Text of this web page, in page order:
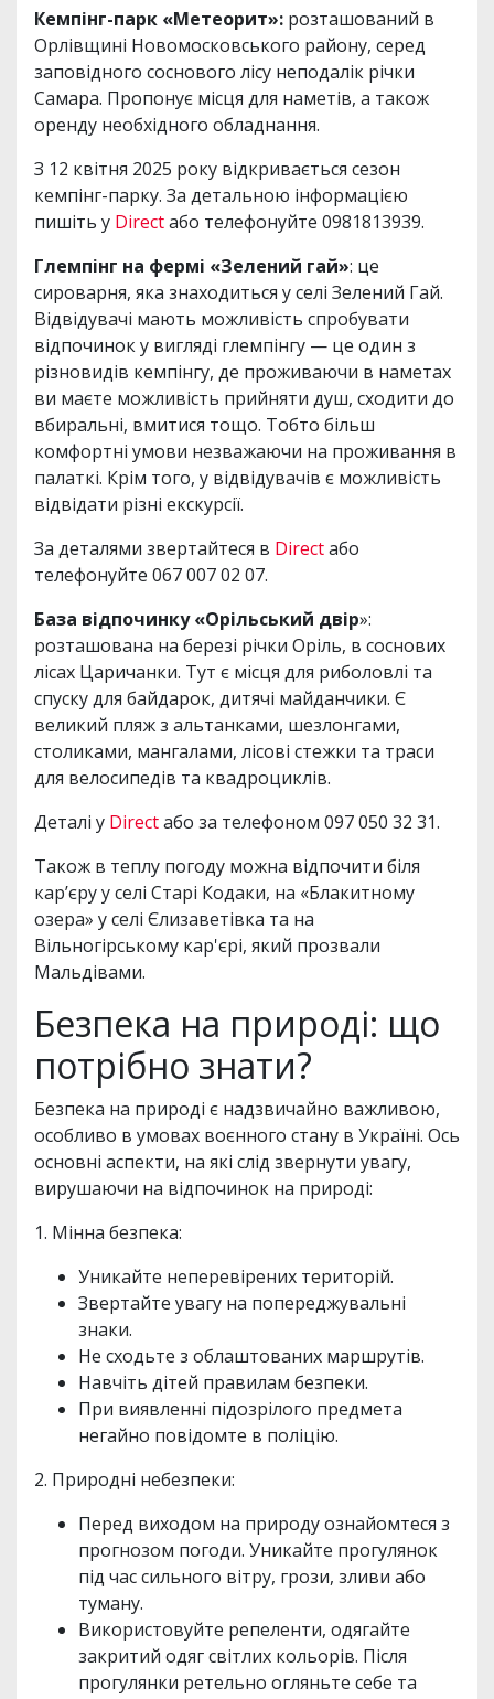
Кемпінг-парк «Метеорит»: розташований в
Орлівщині Новомосковського району, серед
заповідного соснового лісу неподалік річки
Самара. Пропонує місця для наметів, а також
оренду необхідного обладнання.
З 12 квітня 2025 року відкривається сезон
кемпінг-парку. За детальною інформацією
пишіть у Directабо телефонуйте 0981813939.
Глемпінг на фермі «Зелений гай»: це
сироварня, яка знаходиться у селі Зелений Гай.
Відвідувачі мають можливість спробувати
відпочинок у вигляді глемпінгу — це один з
різновидів кемпінгу, де проживаючи в наметах
ви маєте можливість прийняти душ, сходити до
вбиральні, вмитися тощо. Тобто більш
комфортні умови незважаючи на проживання в
палаткі. Крім того, у відвідувачів є можливість
відвідати різні екскурсії.
За деталями звертайтеся в Directабо
телефонуйте 067 007 02 07.
База відпочинку «Орільський двір»:
розташована на березі річки Оріль, в соснових
лісах Царичанки. Тут є місця для риболовлі та
спуску для байдарок, дитячі майданчики. Є
великий пляж з альтанками, шезлонгами,
столиками, мангалами, лісові стежки та траси
для велосипедів та квадроциклів.
Деталі у Directабо за телефоном 097 050 32 31.
Також в теплу погоду можна відпочити біля
кар’єру у селі Старі Кодаки, на «Блакитному
озера» у селі Єлизаветівка та на
Вільногірському кар'єрі, який прозвали
Мальдівами.
Безпека на природі: що
потрібно знати?
Безпека на природі є надзвичайно важливою,
особливо в умовах воєнного стану в Україні. Ось
основні аспекти, на які слід звернути увагу,
вирушаючи на відпочинок на природі:
1. Мінна безпека:
Уникайте неперевірених територій.
Звертайте увагу на попереджувальні
знаки.
Не сходьте з облаштованих маршрутів.
Навчіть дітей правилам безпеки.
При виявленні підозрілого предмета
негайно повідомте в поліцію.
2. Природні небезпеки:
Перед виходом на природу ознайомтеся з
прогнозом погоди. Уникайте прогулянок
під час сильного вітру, грози, зливи або
туману.
Використовуйте репеленти, одягайте
закритий одяг світлих кольорів. Після
прогулянки ретельно огляньте себе та